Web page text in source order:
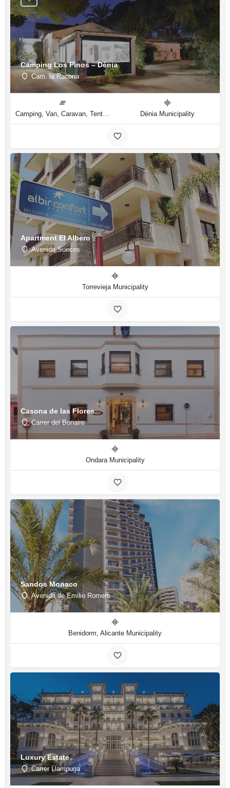
Camping Los Pinos – Dénia
Cam. la Racona
Camping, Van, Caravan, Tent Type Dénia Municipality
Apartment El Albero
Avenida Suecos
Torrevieja Municipality
Casona de las Flores
Carrer del Bonaire
Ondara Municipality
Sandos Monaco
Avenida de Emilio Romero
Benidorm, Alicante Municipality
Luxury Estate
Carrer Llampuga